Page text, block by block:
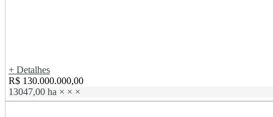
+ Detalhes
R$ 130.000.000,00
13047,00 ha × × ×